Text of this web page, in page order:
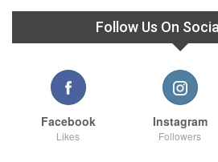
Follow Us On
Facebook
Likes
Instagram
Followers